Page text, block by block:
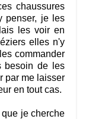
chaussures
penser, je les
les voir en
elles n'y
commander
besoin de les
par me laisser
en tout cas.
je cherche